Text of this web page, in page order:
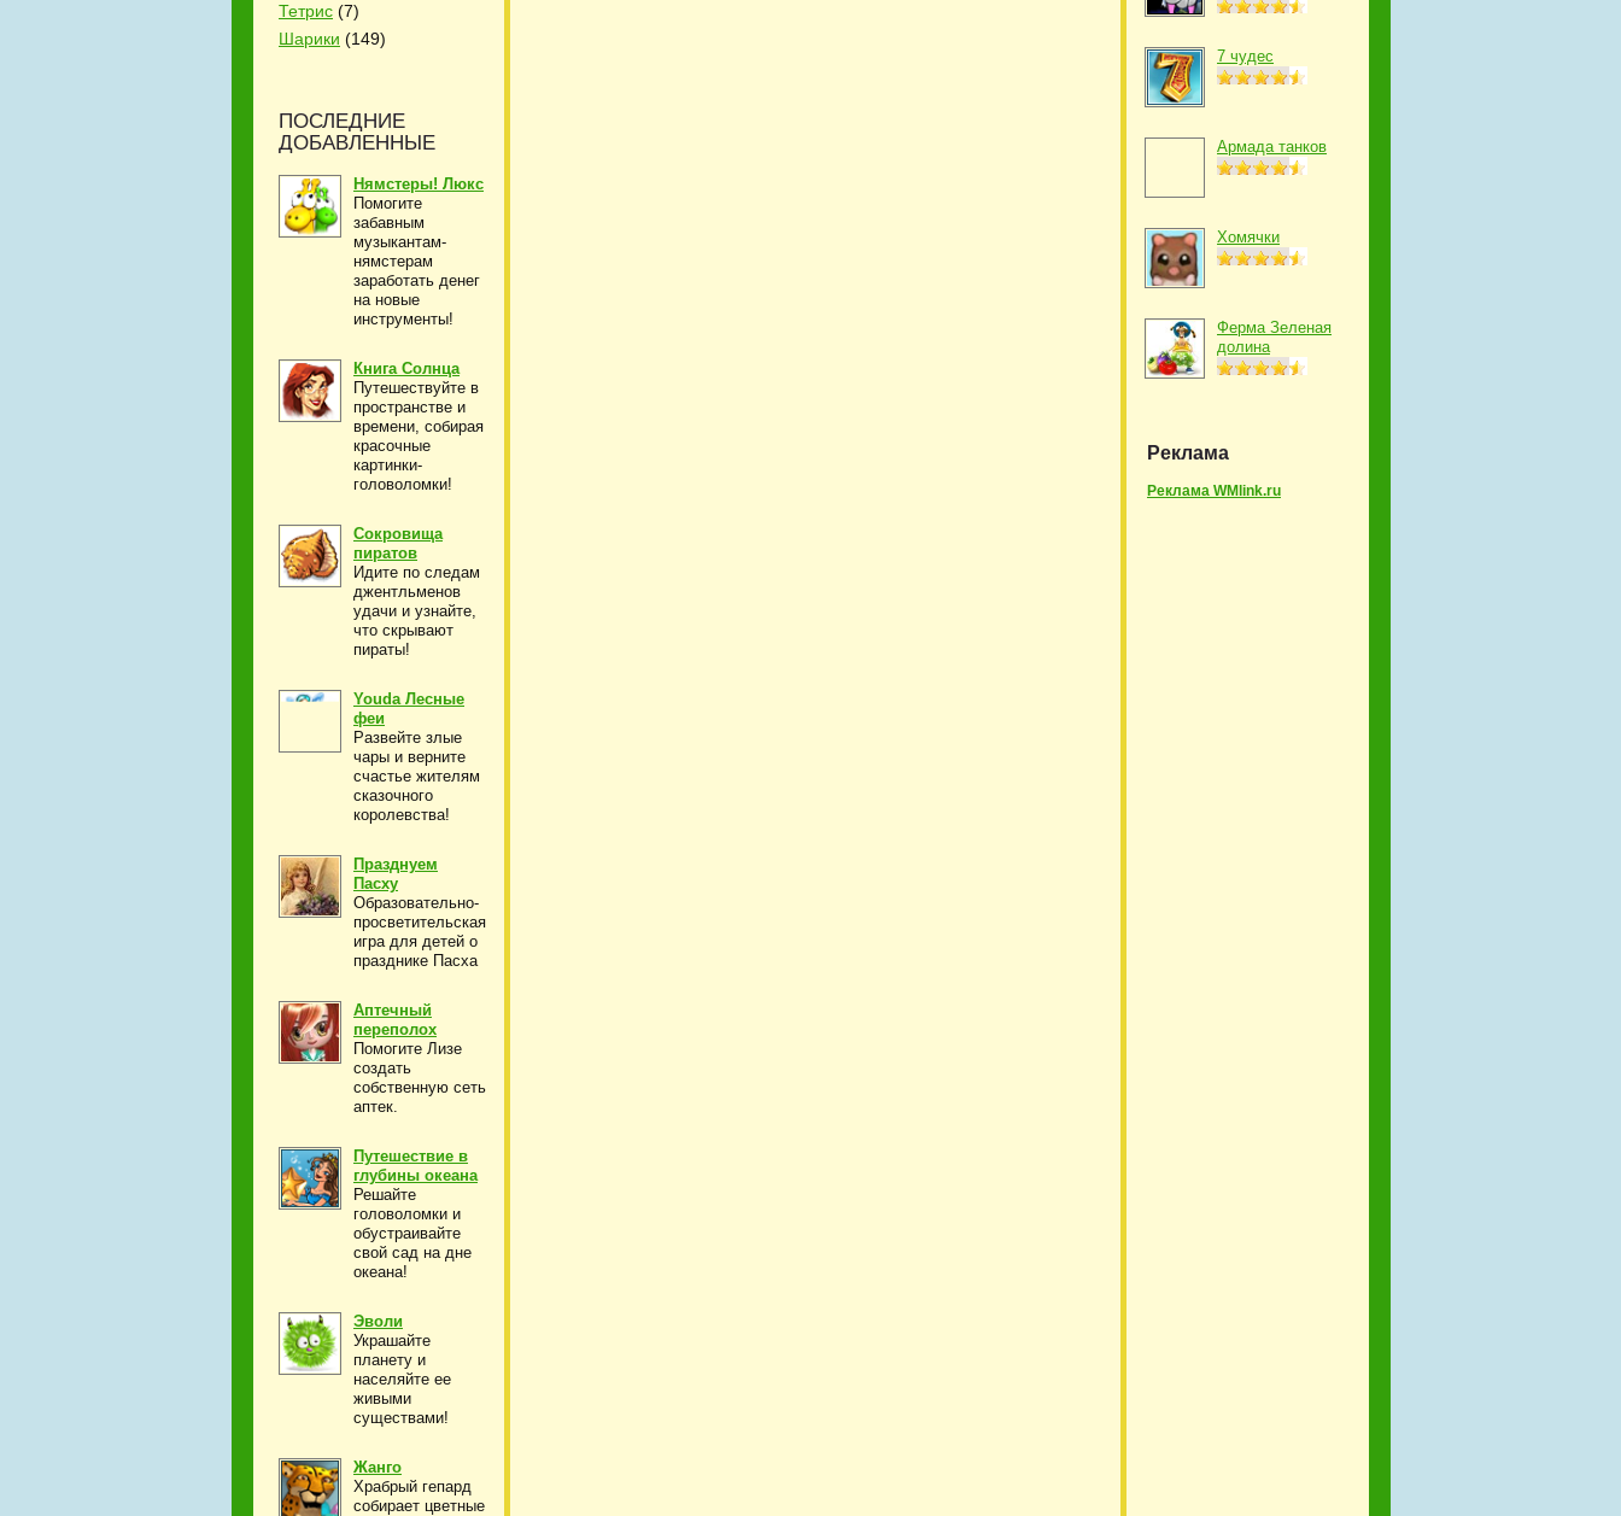
Тетрис (7)
Шарики (149)
ПОСЛЕДНИЕ
ДОБАВЛЕННЫЕ
Нямстеры! Люкс
Помогите
забавным
музыкантам-
нямстерам
заработать денег
на новые
инструменты!
Книга Солнца
Путешествуйте в
пространстве и
времени, собирая
красочные
картинки-
головоломки!
Сокровища
пиратов
Идите по следам
джентльменов
удачи и узнайте,
что скрывают
пираты!
Youda Лесные
феи
Развейте злые
чары и верните
счастье жителям
сказочного
королевства!
Празднуем
Пасху
Образовательно-
просветительская
игра для детей о
празднике Пасха
Аптечный
переполох
Помогите Лизе
создать
собственную сеть
аптек.
Путешествие в
глубины океана
Решайте
головоломки и
обустраивайте
свой сад на дне
океана!
Эволи
Украшайте
планету и
населяйте ее
живыми
существами!
Жанго
Храбрый гепард
собирает цветные
7 чудес
Армада танков
Хомячки
Ферма Зеленая
долина
Реклама
Реклама WMlink.ru